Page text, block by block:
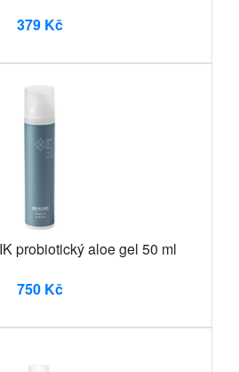
379 Kč
probiotický aloe gel 50 ml
750 Kč